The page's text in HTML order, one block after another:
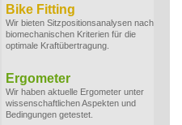
Bike Fitting
Wir bieten Sitzpositionsanalysen nach
biomechanischen Kriterien für die
optimale Kraftübertragung.
Ergometer
Wir haben aktuelle Ergometer unter
wissenschaftlichen Aspekten und
Bedingungen getestet.